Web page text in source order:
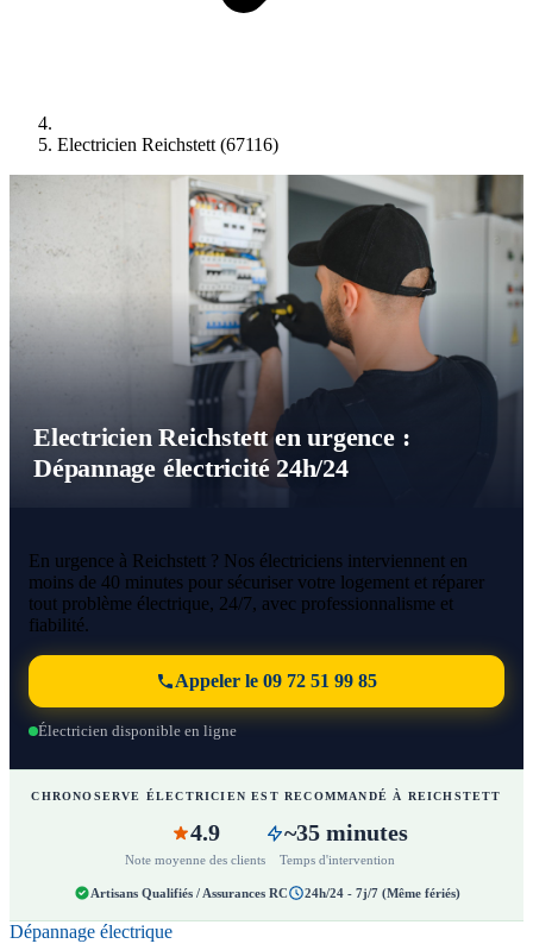
Electricien Reichstett (67116)
Electricien Reichstett en urgence :
Dépannage électricité 24h/24
En urgence à Reichstett ? Nos électriciens interviennent en
moins de 40 minutes pour sécuriser votre logement et réparer
tout problème électrique, 24/7, avec professionnalisme et
fiabilité.
Appeler le 09 72 51 99 85
Électricien disponible en ligne
CHRONOSERVE ÉLECTRICIEN EST RECOMMANDÉ À REICHSTETT
4.9
Note moyenne des clients
~35 minutes
Temps d'intervention
Artisans Qualifiés / Assurances RC 24h/24 - 7j/7 (Même fériés)
Dépannage électrique